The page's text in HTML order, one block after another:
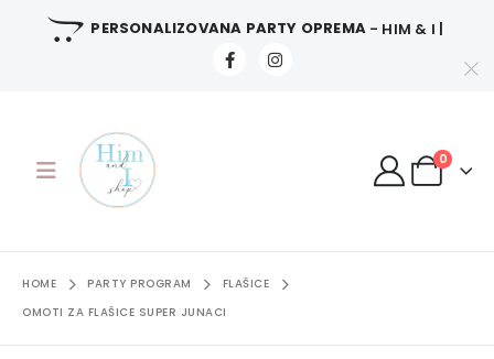
PERSONALIZOVANA PARTY OPREMA - HIM & I |
0
HOME PARTY PROGRAM
FLAŠICE
OMOTI ZA FLAŠICE SUPER JUNACI